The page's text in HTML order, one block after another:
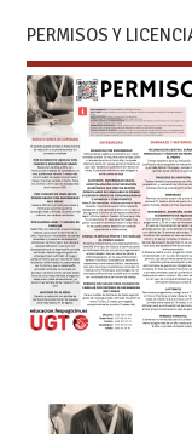
PERMISOS Y